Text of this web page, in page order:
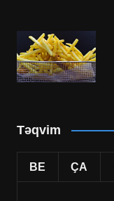
Təqvim
BE ÇA